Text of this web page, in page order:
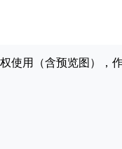
使用（含预览图），